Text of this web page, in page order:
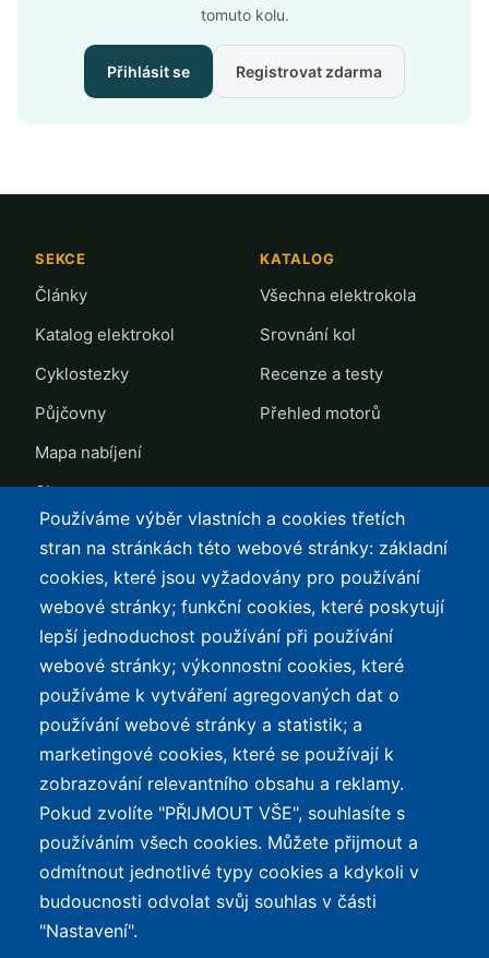
tomuto kolu.
Přihlásit se Registrovat zdarma
SEKCE
Články
Katalog elektrokol
Cyklostezky
Půjčovny
Mapa nabíjení
Slevy
KATALOG
Všechna elektrokola
Srovnání kol
Recenze a testy
Přehled motorů
TOP LISTY Z DAT
Přehled top listů
Nejlehčí elektrokola
Největší dojezd
Nejlevnější s Bosch CX
Největší poklesy cen
Nejlepší poměr
cena/výkon
SERVIS
Kontakt
Podmínky užívání a
ochrana osobních údajů
e-Biker Point
Mapa stránek
O WEBU
Průvodce světem
elektrokol — recenze,
Používáme výběr vlastních a cookies třetích
stran na stránkách této webové stránky: základní
cookies, které jsou vyžadovány pro používání
webové stránky; funkční cookies, které poskytují
lepší jednoduchost používání při používání
webové stránky; výkonnostní cookies, které
používáme k vytváření agregovaných dat o
používání webové stránky a statistik; a
marketingové cookies, které se používají k
zobrazování relevantního obsahu a reklamy.
Pokud zvolíte "PŘIJMOUT VŠE", souhlasíte s
používáním všech cookies. Můžete přijmout a
odmítnout jednotlivé typy cookies a kdykoli v
budoucnosti odvolat svůj souhlas v části
"Nastavení".
REKLAMA